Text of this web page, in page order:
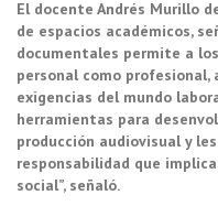
El docente Andrés Murillo
de espacios académicos,
documentales permite a
personal como
exigencias del mundo
herramientas para
producción audiovisual y
responsabilidad que
social”, señaló.